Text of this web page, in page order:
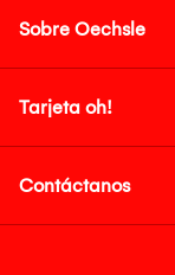
Sobre Oechsle
Tarjeta oh!
Contáctanos